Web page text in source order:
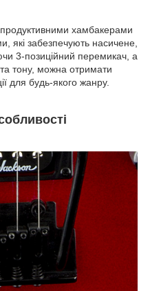
хамбакерами
які забезпечують насичене,
3-позиційний перемикач, а
та тону, можна отримати
для будь-якого жанру.